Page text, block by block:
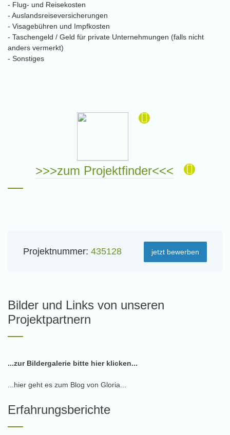
- Flug- und Reisekosten
- Auslandsreiseversicherungen
- Visagebühren und Impfkosten
- Taschengeld / Geld für private Unternehmungen (falls nicht
anders vermerkt)
- Sonstiges
>>>zum Projektfinder<<<
Projektnummer: 435128 jetzt bewerben
Bilder und Links von unseren
Projektpartnern
...zur Bildergalerie bitte hier klicken...
...hier geht es zum Blog von Gloria...
Erfahrungsberichte